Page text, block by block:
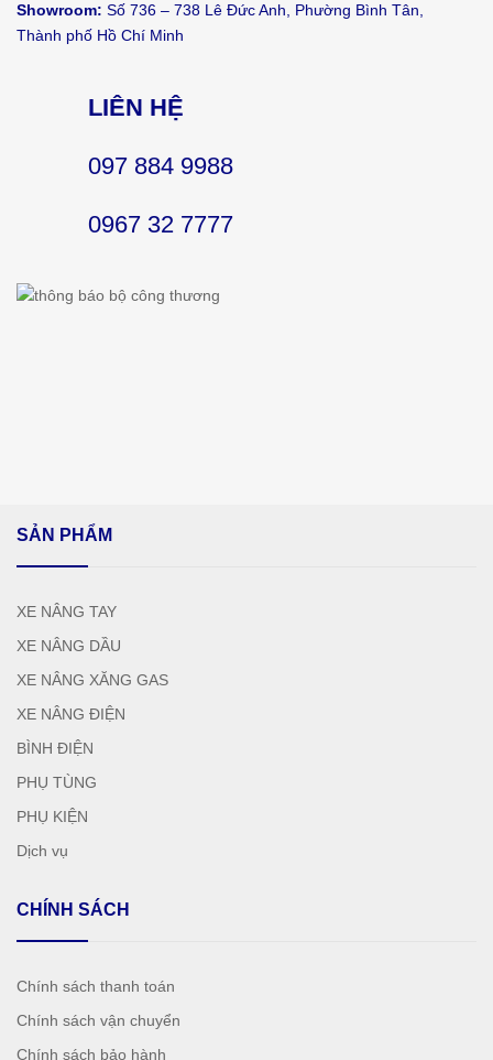
Showroom: Số 736 – 738 Lê Đức Anh, Phường Bình Tân,
Thành phố Hồ Chí Minh
LIÊN HỆ
097 884 9988
0967 32 7777
SẢN PHẨM
XE NÂNG TAY
XE NÂNG DẦU
XE NÂNG XĂNG GAS
XE NÂNG ĐIỆN
BÌNH ĐIỆN
PHỤ TÙNG
PHỤ KIỆN
Dịch vụ
CHÍNH SÁCH
Chính sách thanh toán
Chính sách vận chuyển
Chính sách bảo hành